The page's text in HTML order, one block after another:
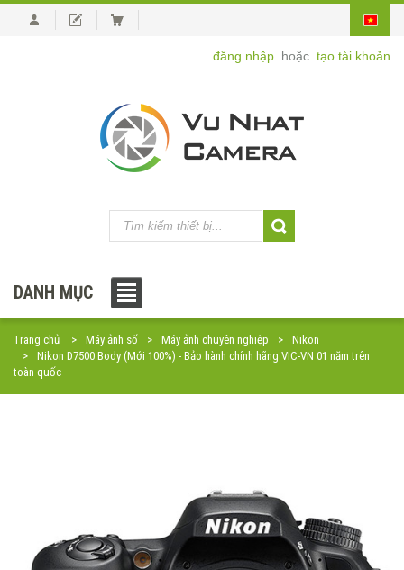
đăng nhập hoặc tạo tài khoản
DANH MỤC
Trang chủ Máy ảnh số Máy ảnh chuyên nghiệp
Nikon
Nikon D7500 Body (Mới 100%) - Bảo hành chính hãng VIC-VN 01 năm trên
toàn quốc